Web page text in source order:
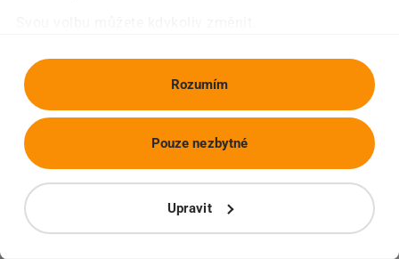
Rozumím
Upravit
Pouze nezbytné